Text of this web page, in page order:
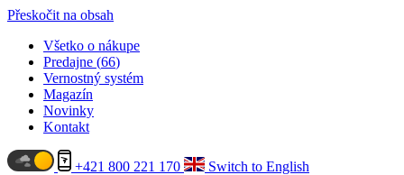
Přeskočit na obsah
Všetko o nákupe
Predajne (66)
Vernostný systém
Magazín
Novinky
Kontakt
+421 800 221 170
Switch to English